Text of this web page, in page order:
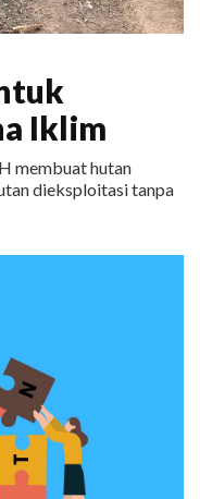
Iklim
membuat hutan
dieksploitasi tanpa